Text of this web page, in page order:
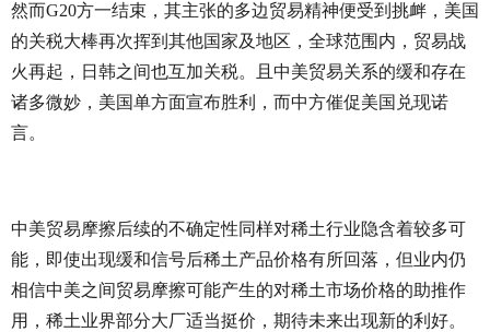
然而G20方一结束，其主张的多边贸易精神便受到挑衅，美国
的关税大棒再次挥到其他国家及地区，全球范围内，贸易战
火再起，日韩之间也互加关税。且中美贸易关系的缓和存在
诸多微妙，美国单方面宣布胜利，而中方催促美国兑现诺
言。
中美贸易摩擦后续的不确定性同样对稀土行业隐含着较多可
能，即使出现缓和信号后稀土产品价格有所回落，但业内仍
相信中美之间贸易摩擦可能产生的对稀土市场价格的助推作
用，稀土业界部分大厂适当挺价，期待未来出现新的利好。